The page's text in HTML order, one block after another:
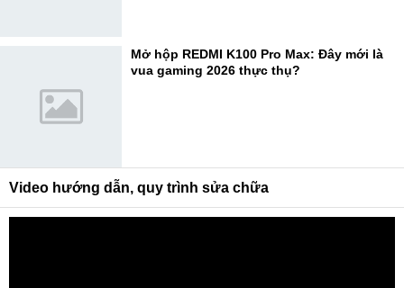
Mở hộp REDMI K100 Pro Max: Đây mới là
vua gaming 2026 thực thụ?
Video hướng dẫn, quy trình sửa chữa